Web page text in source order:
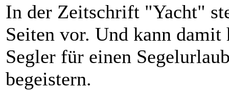
In der Zeitschrift "Yacht"
Seiten vor. Und kann
Segler für einen
begeistern.